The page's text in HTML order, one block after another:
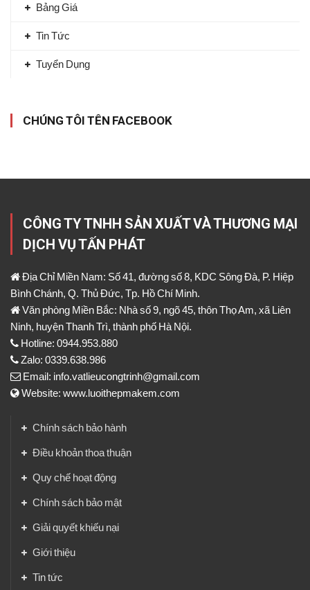
Bảng Giá
Tin Tức
Tuyển Dụng
CHÚNG TÔI TÊN FACEBOOK
CÔNG TY TNHH SẢN XUẤT VÀ THƯƠNG MẠI
DỊCH VỤ TẤN PHÁT
Địa Chỉ Miền Nam: Số 41, đường số 8, KDC Sông Đà, P. Hiệp
Bình Chánh, Q. Thủ Đức, Tp. Hồ Chí Minh.
Văn phòng Miền Bắc: Nhà số 9, ngõ 45, thôn Thọ Am, xã Liên
Ninh, huyện Thanh Trì, thành phố Hà Nội.
Hotline: 0944.953.880
Zalo: 0339.638.986
Email: info.vatlieucongtrinh@gmail.com
Website: www.luoithepmakem.com
Chính sách bảo hành
Điều khoản thoa thuận
Quy chế hoạt động
Chính sách bảo mật
Giải quyết khiếu nại
Giới thiệu
Tin tức